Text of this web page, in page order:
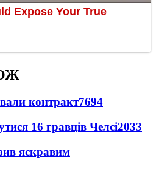
контракт7694
16 гравців Челсі2033
яскравим